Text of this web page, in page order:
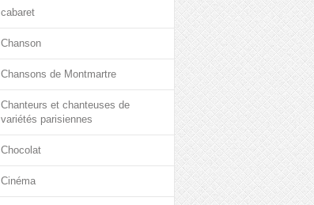
cabaret
Chanson
Chansons de Montmartre
Chanteurs et chanteuses de
variétés parisiennes
Chocolat
Cinéma